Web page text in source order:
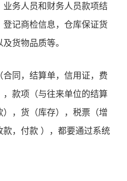
务人员和财务人员款项结
记商检信息，仓库保证货
货物品质等。
合同，结算单，信用证，费
，款项（与往来单位的结算
），货（库存），税票（增
，付款 ），都要通过系统